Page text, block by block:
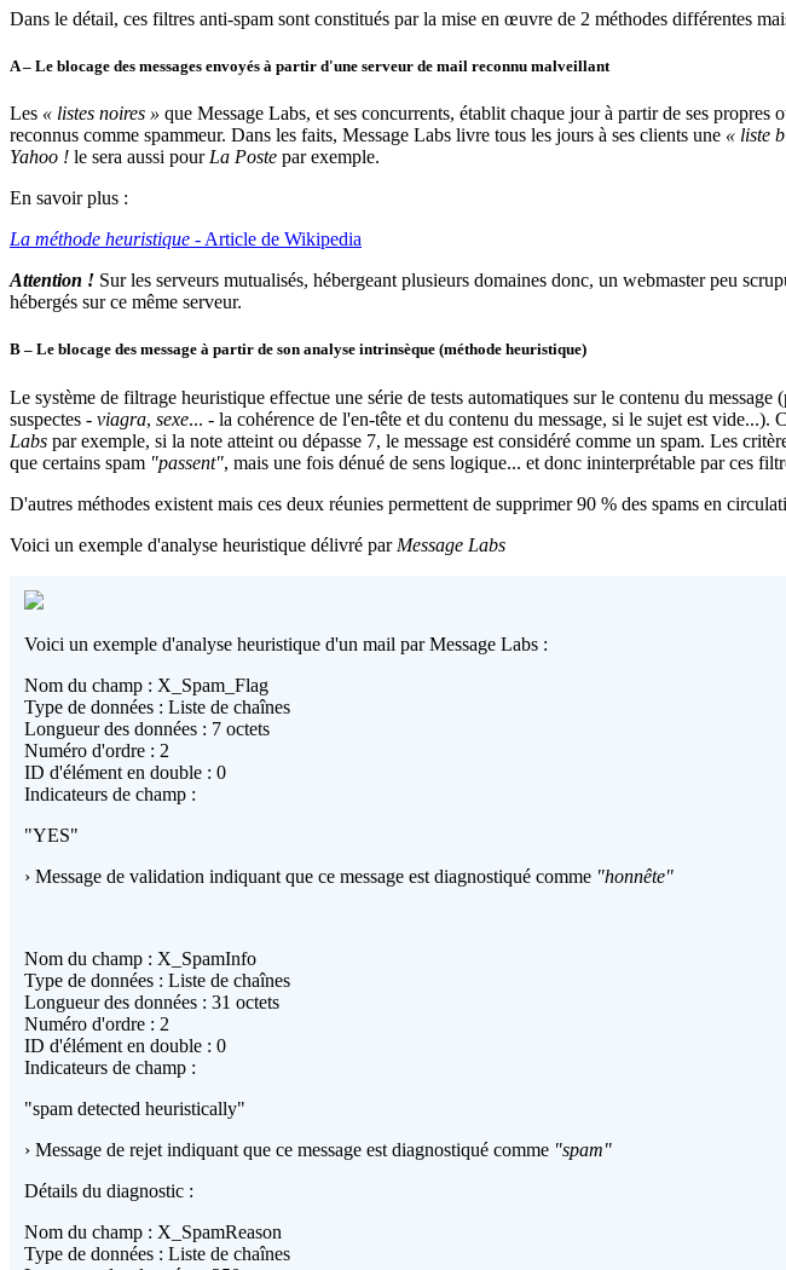
Dans le détail, ces filtres anti-spam sont constitués par la mise en œuvre de 2 méthodes différentes
A – Le blocage des messages envoyés à partir d'une serveur de mail reconnu malveillant
Les « listes noires » que Message Labs, et ses concurrents, établit chaque jour à partir de ses
reconnus comme spammeur. Dans les faits, Message Labs livre tous les jours à ses clients une « liste
Yahoo ! le sera aussi pour La Poste par exemple.
En savoir plus :
La méthode heuristique - Article de Wikipedia
Attention ! Sur les serveurs mutualisés, hébergeant plusieurs domaines donc, un webmaster peu
hébergés sur ce même serveur.
B – Le blocage des message à partir de son analyse intrinsèque (méthode heuristique)
Le système de filtrage heuristique effectue une série de tests automatiques sur le contenu du
suspectes - viagra, sexe... - la cohérence de l'en-tête et du contenu du message, si le sujet est vide...).
Labs par exemple, si la note atteint ou dépasse 7, le message est considéré comme un spam. Les
que certains spam "passent", mais une fois dénué de sens logique... et donc ininterprétable par ces
D'autres méthodes existent mais ces deux réunies permettent de supprimer 90 % des spams en
Voici un exemple d'analyse heuristique délivré par Message Labs
Voici un exemple d'analyse heuristique d'un mail par Message Labs :
Nom du champ : X_Spam_Flag
Type de données : Liste de chaînes
Longueur des données : 7 octets
Numéro d'ordre : 2
ID d'élément en double : 0
Indicateurs de champ :
"YES"
› Message de validation indiquant que ce message est diagnostiqué comme "honnête"
Nom du champ : X_SpamInfo
Type de données : Liste de chaînes
Longueur des données : 31 octets
Numéro d'ordre : 2
ID d'élément en double : 0
Indicateurs de champ :
"spam detected heuristically"
› Message de rejet indiquant que ce message est diagnostiqué comme "spam"
Détails du diagnostic :
Nom du champ : X_SpamReason
Type de données : Liste de chaînes